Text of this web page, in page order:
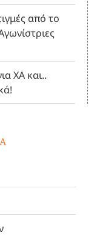
από το
ΧΑ και..